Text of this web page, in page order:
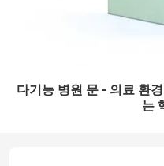
다기능 병원 문 - 의료 환
는